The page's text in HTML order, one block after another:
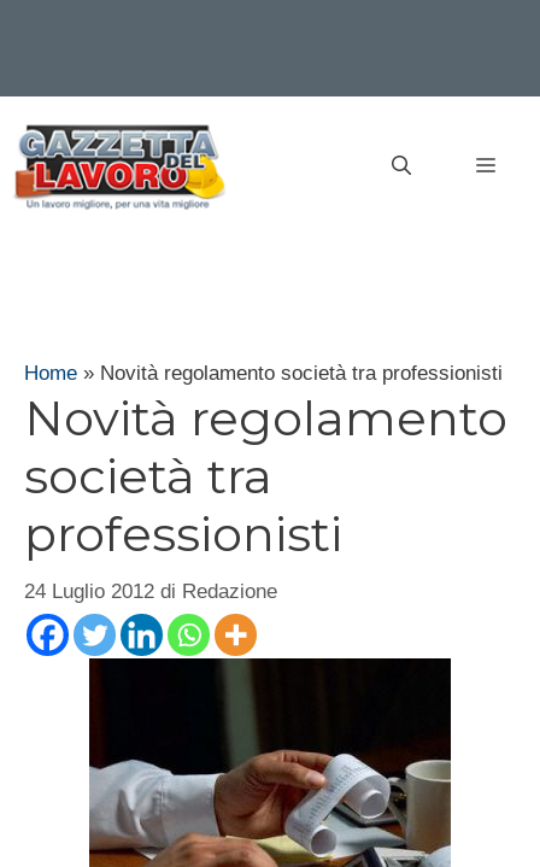
contenuto
Home » Novità regolamento società tra professionisti
Novità regolamento
società tra
professionisti
24 Luglio 2012 di Redazione